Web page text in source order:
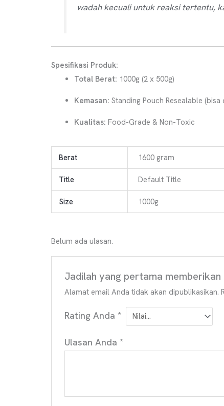
wadah kecuali untuk reaksi tertentu,
Spesifikasi Produk:
Total Berat: 1000g (2 x 500g)
Kemasan: Standing Pouch Resealable
Kualitas: Food-Grade & Non-Toxic
Berat 1600 gram
Title Default Title
Size 1000g
Belum ada ulasan.
Jadilah yang pertama
Alamat email Anda tidak akan dipublikasikan.
Rating Anda *
Ulasan Anda *